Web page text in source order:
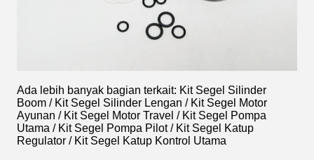
Ada lebih banyak bagian terkait: Kit Segel Silinder
Boom / Kit Segel Silinder Lengan / Kit Segel Motor
Ayunan / Kit Segel Motor Travel / Kit Segel Pompa
Utama / Kit Segel Pompa Pilot / Kit Segel Katup
Regulator / Kit Segel Katup Kontrol Utama